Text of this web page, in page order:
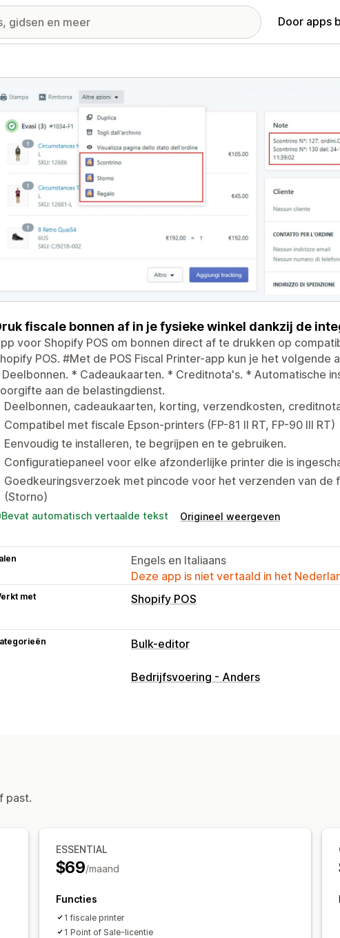
Door apps
met uitgelichte afbeeldingen
fiscale bonnen af in je fysieke winkel dankzij de
voor Shopify POS om bonnen direct af te drukken op
POS. #Met de POS Fiscal Printer-app kun je het volgende
* Cadeaukaarten. * Creditnota's. * Automatische
aan de belastingdienst.
Deelbonnen, cadeaukaarten, korting, verzendkosten,
Compatibel met fiscale Epson-printers (FP-81 II RT, FP-90 III RT)
Eenvoudig te installeren, te begrijpen en te gebruiken.
Configuratiepaneel voor elke afzonderlijke printer die is
Goedkeuringsverzoek met pincode voor het verzenden van de
(Storno)
Bevat automatisch vertaalde tekst Origineel weergeven
Engels en Italiaans
Deze app is niet vertaald in het
met Shopify POS
Bulk-editor
Bewerkbare bronnen
Bedrijfsvoering - Anders
past.
ESSENTIAL
$69/maand
Functies
1 fiscale printer
1 Point of Sale-licentie